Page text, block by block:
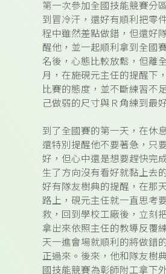
第一次參加全國技能競賽分
到冒冷汗，還好有順利把零
程中雖然差點做錯，但還好
醒他，並一起順利拿到全國
名後，心態比較放鬆，但離
月，在施硯元主任的提醒下
比賽的態度，並不斷練習不
己做弱的尺寸與Ｒ角練到最
到了全國賽的第一天，在休
還特別提醒他不要著急，只
好，但心中還是想要趕快完
生了方向沒有看好就黏上去
好有隊友樹典的提醒，在那
路上，硯元主任就一直思考
救，回到學校工廠後，立刻
拿出來依照主任的教導反覆
天一進會場就順利的將做錯
正過來。後來，他和隊友樹
國技能競賽為彰師附工拿下